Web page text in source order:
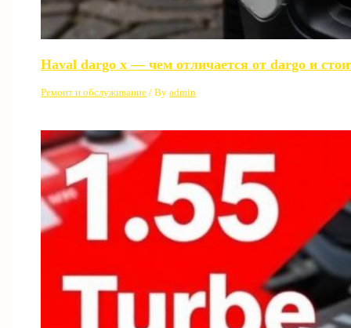
Haval dargo x — чем отличается от dargo и
Ремонт и обслуживание / Byadmin